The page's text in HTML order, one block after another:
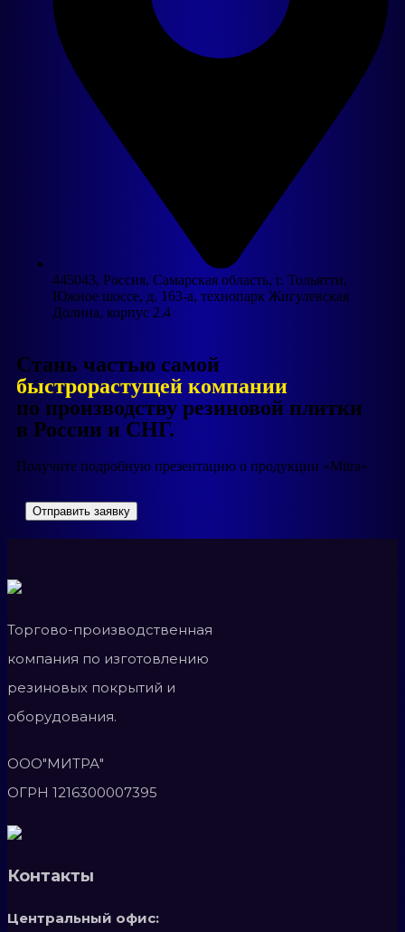
445043, Россия, Самарская область, г. Тольятти,
Южное шоссе, д. 163-а, технопарк Жигулевская
Долина, корпус 2.4
Стань частью самой
быстрорастущей компании
по производству резиновой плитки
в России и СНГ.
Получите подробную презентацию о продукции «Mitra»
Отправить заявку
Торгово-производственная
компания по изготовлению
резиновых покрытий и
оборудования.
ООО"МИТРА"
ОГРН 1216300007395
Контакты
Центральный офис: